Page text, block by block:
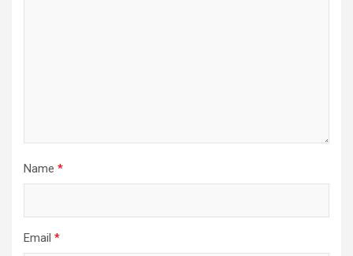
Name *
Email *